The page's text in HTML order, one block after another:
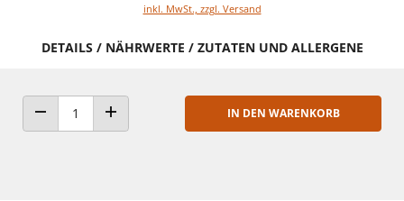
inkl. MwSt., zzgl. Versand
DETAILS / NÄHRWERTE / ZUTATEN UND ALLERGENE
ANZAHL VERRINGERNANZAHL ERHÖHEN
IN DEN WARENKORB